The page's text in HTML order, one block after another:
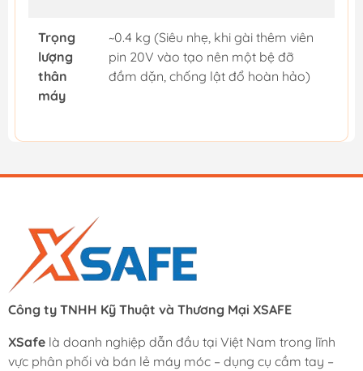
Trọng
lượng
thân
máy
~0.4 kg (Siêu nhẹ, khi gài thêm viên
pin 20V vào tạo nên một bệ đỡ
đầm dặn, chống lật đổ hoàn hảo)
Công ty TNHH Kỹ Thuật và Thương Mại XSAFE
XSafe là doanh nghiệp dẫn đầu tại Việt Nam trong lĩnh
vực phân phối và bán lẻ máy móc – dụng cụ cầm tay –